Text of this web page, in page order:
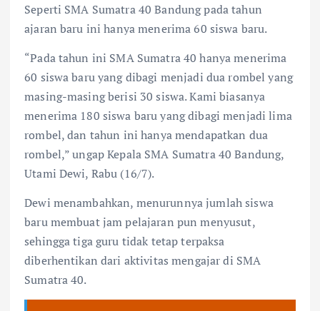
Seperti SMA Sumatra 40 Bandung pada tahun
ajaran baru ini hanya menerima 60 siswa baru.
“Pada tahun ini SMA Sumatra 40 hanya menerima
60 siswa baru yang dibagi menjadi dua rombel yang
masing-masing berisi 30 siswa. Kami biasanya
menerima 180 siswa baru yang dibagi menjadi lima
rombel, dan tahun ini hanya mendapatkan dua
rombel,” ungap Kepala SMA Sumatra 40 Bandung,
Utami Dewi, Rabu (16/7).
Dewi menambahkan, menurunnya jumlah siswa
baru membuat jam pelajaran pun menyusut,
sehingga tiga guru tidak tetap terpaksa
diberhentikan dari aktivitas mengajar di SMA
Sumatra 40.